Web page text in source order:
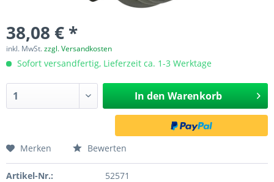
38,08 € *
inkl. MwSt.zzgl. Versandkosten
Sofort versandfertig, Lieferzeit ca. 1-3 Werktage
In den Warenkorb
Merken Bewerten
Artikel-Nr.: 52571